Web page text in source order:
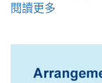
閱讀更多